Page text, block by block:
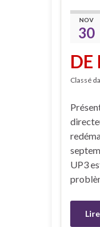
NOV
30
DE
Classé
UP3